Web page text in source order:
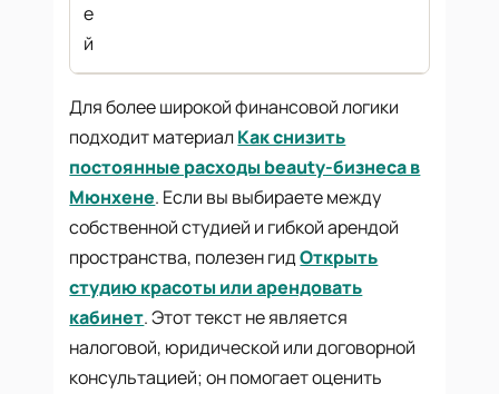
е
й
Для более широкой финансовой логики
подходит материал Как снизить
постоянные расходы beauty-бизнеса в
Мюнхене. Если вы выбираете между
собственной студией и гибкой арендой
пространства, полезен гидОткрыть
студию красоты или арендовать
кабинет. Этот текст не является
налоговой, юридической или договорной
консультацией; он помогает оценить